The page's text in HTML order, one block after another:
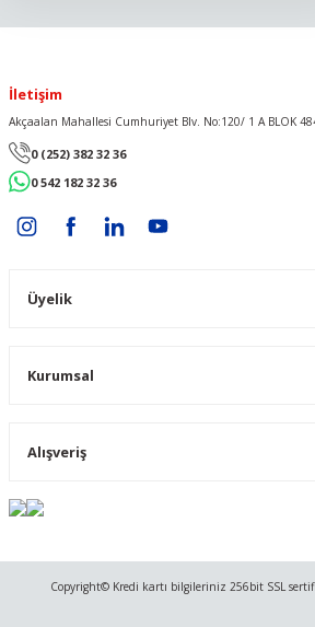
İletişim
Akçaalan Mahallesi Cumhuriyet Blv. No:120/ 1 A BLOK
0 (252) 382 32 36
0 542 182 32 36
Üyelik
Kurumsal
Alışveriş
Copyright© Kredi kartı bilgileriniz 256bit SSL